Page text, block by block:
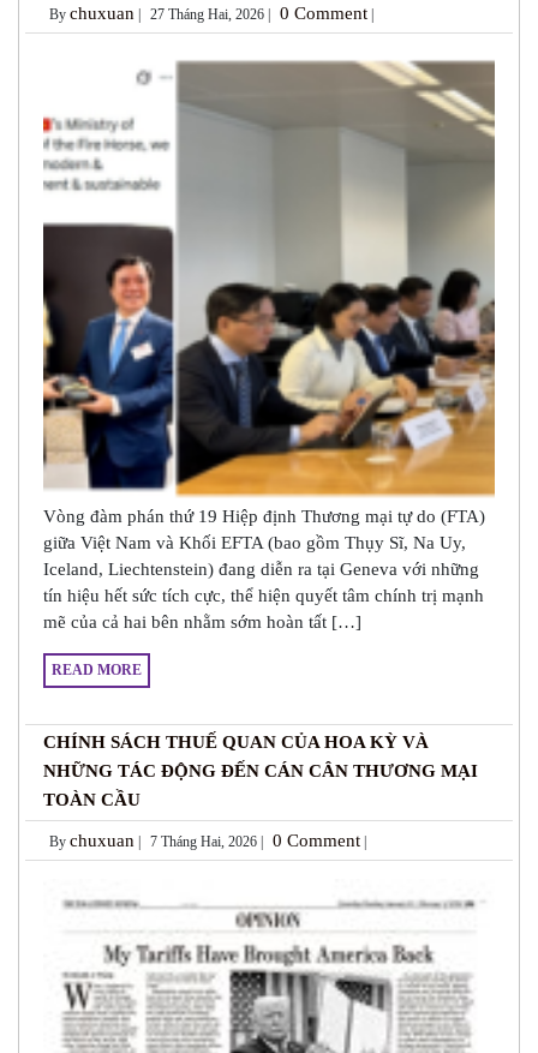
By chuxuan | 27 Tháng Hai, 2026 | 0 Comment |
Vòng đàm phán thứ 19 Hiệp định Thương mại tự do (FTA)
giữa Việt Nam và Khối EFTA (bao gồm Thụy Sĩ, Na Uy,
Iceland, Liechtenstein) đang diễn ra tại Geneva với những
tín hiệu hết sức tích cực, thể hiện quyết tâm chính trị mạnh
mẽ của cả hai bên nhằm sớm hoàn tất […]
READ MORE
CHÍNH SÁCH THUẾ QUAN CỦA HOA KỲ VÀ
NHỮNG TÁC ĐỘNG ĐẾN CÁN CÂN THƯƠNG MẠI
TOÀN CẦU
By chuxuan 7 Tháng Hai, 2026 | 0 Comment